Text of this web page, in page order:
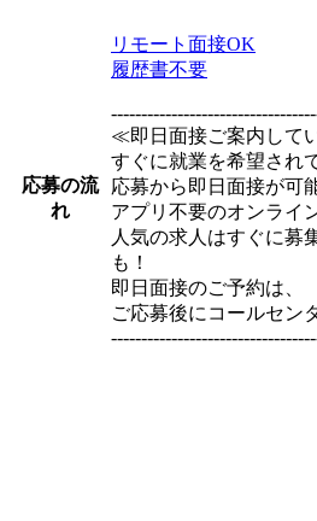
応募の流
れ
リモート面接OK
履歴書不要
≪即日面接ご案内して
すぐに就業を希望され
応募から即日面接が
アプリ不要のオンライ
人気の求人はすぐに募
も！
即日面接のご予約は、
ご応募後にコールセン